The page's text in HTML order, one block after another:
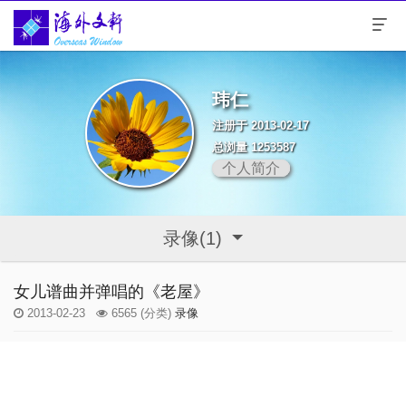
玮仁
注册于 2013-02-17
总浏量 1253587
个人简介
录像(1)
女儿谱曲并弹唱的《老屋》
2013-02-23 6565 (分类) 录像